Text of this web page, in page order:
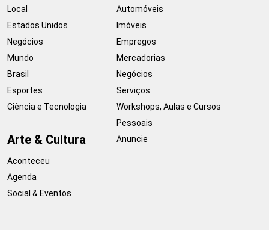
Local
Estados Unidos
Negócios
Mundo
Brasil
Esportes
Ciência e Tecnologia
Arte & Cultura
Aconteceu
Agenda
Social & Eventos
Automóveis
Imóveis
Empregos
Mercadorias
Negócios
Serviços
Workshops, Aulas e Cursos
Pessoais
Anuncie